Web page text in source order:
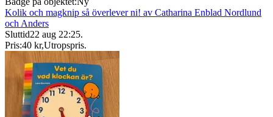
Kolik och magknip så överlever ni! av Catharina Enblad Nordlund
och Anders
Sluttid22 aug 22:25.
Pris:40 kr,Utropspris.